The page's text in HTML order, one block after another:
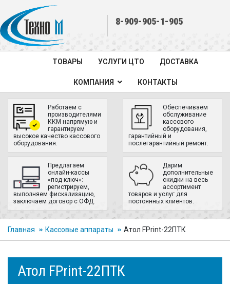
8-909-905-1-905
ТОВАРЫ УСЛУГИ ЦТО ДОСТАВКА
КОМПАНИЯ КОНТАКТЫ
Работаем с
производителями
ККМ напрямую и
гарантируем
высокое качество кассового
оборудования.
Обеспечиваем
обслуживание
кассового
оборудования,
гарантийный и
послегарантийный ремонт.
Предлагаем
онлайн-кассы
«под ключ»:
регистрируем,
выполняем фискализацию,
заключаем договор с ОФД.
Дарим
дополнительные
скидки на весь
ассортимент
товаров и услуг для
постоянных клиентов.
Главная Кассовые аппараты Атол FPrint-22ПТК
Атол FPrint-22ПТК